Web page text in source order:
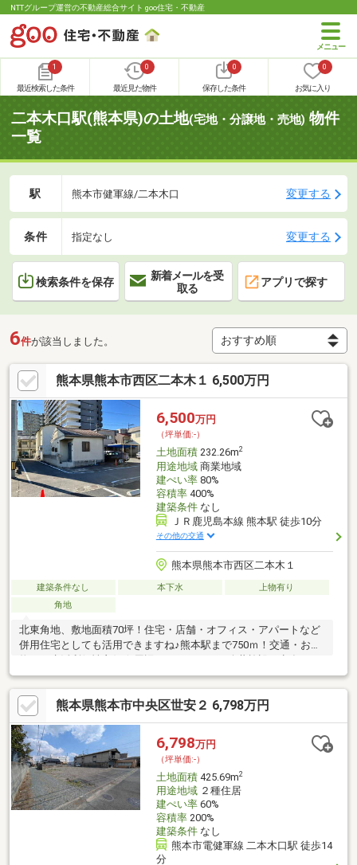
NTTグループ運営の不動産総合サイト goo住宅・不動産
1
最近検索した条件
0
最近見た物件
0
保存した条件
0
お気に入り
二本木口駅(熊本県)の土地(宅地・分譲地・売地) 物件
一覧
駅 熊本市健軍線/二本木口 変更する
条件 指定なし 変更する
検索条件を保存
新着メールを受
取る
アプリで探す
6件が該当しました。
熊本県熊本市西区二本木１ 6,500万円
6,500万円
（坪単価:-）
土地面積232.26m2
用途地域商業地域
建ぺい率80%
容積率400%
建築条件なし
ＪＲ鹿児島本線 熊本駅 徒歩10分
その他の交通
熊本県熊本市西区二本木１
建築条件なし 本下水
上物有り
角地
北東角地、敷地面積70坪！住宅・店舗・オフィス・アパートなど
併用住宅としても活用できますね♪熊本駅まで750ｍ！交通・お買
物など生活利便性良好☆周辺にはスーパーや公共施設が点在し、
利便性と落ち着いた暮らしを両立できる駅近エリアです。《備
考》・現況：月極駐車場契約中※1か月以上目前の解約予告が必要
です。・都市ガス：前面道路口径50mm（要引込）・建物あり：
軽量鉄骨造一棟（平成8年築）
熊本県熊本市中央区世安２ 6,798万円
6,798万円
（坪単価:-）
土地面積425.69m2
用途地域２種住居
建ぺい率60%
容積率200%
建築条件なし
熊本市電健軍線 二本木口駅 徒歩14
分